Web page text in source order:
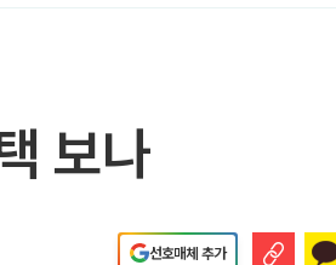
보나
선호매체 추가